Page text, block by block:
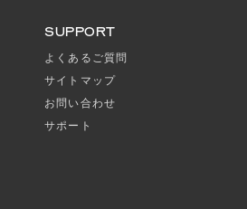
SUPPORT
よくあるご質問
サイトマップ
お問い合わせ
サポート